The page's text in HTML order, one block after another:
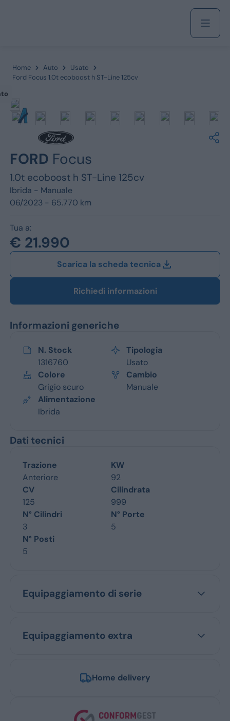
Marchi
Alfa Romeo
Dacia
Renault
Opel
Vedi tutti i marchi
Home Auto
Usato
Ford Focus 1.0t ecoboost h ST-Line 125cv
FORD Focus
1.0t ecoboost h ST-Line 125cv
Ibrida - Manuale
06/2023 - 65.770 km
Tua a:
€ 21.990
Scarica la scheda tecnica
Richiedi informazioni
Informazioni generiche
N. Stock
1316760
Tipologia
Usato
Colore
Grigio scuro
Cambio
Manuale
Alimentazione
Ibrida
Dati tecnici
Trazione
Anteriore
KW
92
CV
125
Cilindrata
999
N° Cilindri
3
N° Porte
5
N° Posti
5
Equipaggiamento di serie
Equipaggiamento extra
Home delivery